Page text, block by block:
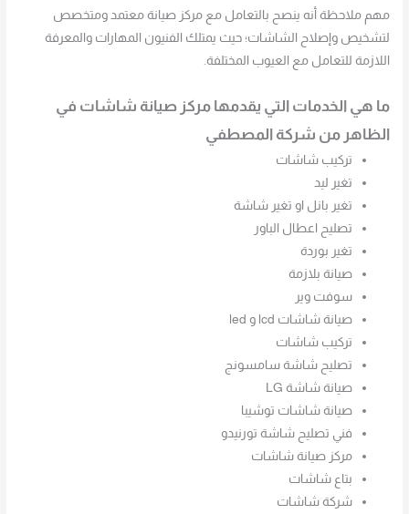
مهم ملاحظة أنه ينصح بالتعامل مع مركز صيانة معتمد ومتخصص
لتشخيص وإصلاح الشاشات؛ حيث يمتلك الفنيون المهارات والمعرفة
اللازمة للتعامل مع العيوب المختلفة.
ما هي الخدمات التي يقدمها مركز صيانة شاشات في
الظاهر من شركة المصطفي
تركيب شاشات
تغير ليد
تغير بانل او تغير شاشة
تصليح اعطال الباور
تغير بوردة
صيانة بلازمة
سوفت وير
صيانة شاشات lcd و led
تركيب شاشات
تصليح شاشة سامسونج
صيانة شاشة LG
صيانة شاشات توشيبا
فني تصليح شاشة تورنيدو
مركز صيانة شاشات
بتاع شاشات
شركة شاشات